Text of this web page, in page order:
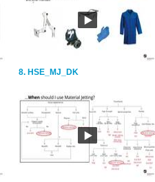
8. HSE_MJ_DK